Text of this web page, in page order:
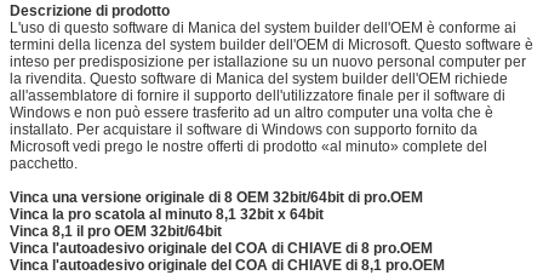
Descrizione di prodotto
L'uso di questo software di Manica del system builder dell'OEM è conforme ai
termini della licenza del system builder dell'OEM di Microsoft. Questo software è
inteso per predisposizione per istallazione su un nuovo personal computer per
la rivendita. Questo software di Manica del system builder dell'OEM richiede
all'assemblatore di fornire il supporto dell'utilizzatore finale per il software di
Windows e non può essere trasferito ad un altro computer una volta che è
installato. Per acquistare il software di Windows con supporto fornito da
Microsoft vedi prego le nostre offerti di prodotto «al minuto» complete del
pacchetto.
Vinca una versione originale di 8 OEM 32bit/64bit di pro.OEM
Vinca la pro scatola al minuto 8,1 32bit x 64bit
Vinca 8,1 il pro OEM 32bit/64bit
Vinca l'autoadesivo originale del COA di CHIAVE di 8 pro.OEM
Vinca l'autoadesivo originale del COA di CHIAVE di 8,1 pro.OEM